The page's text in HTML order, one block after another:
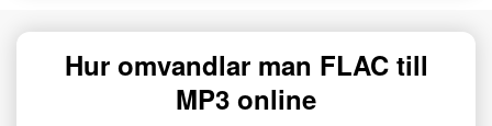
Hur omvandlar man FLAC till
MP3 online